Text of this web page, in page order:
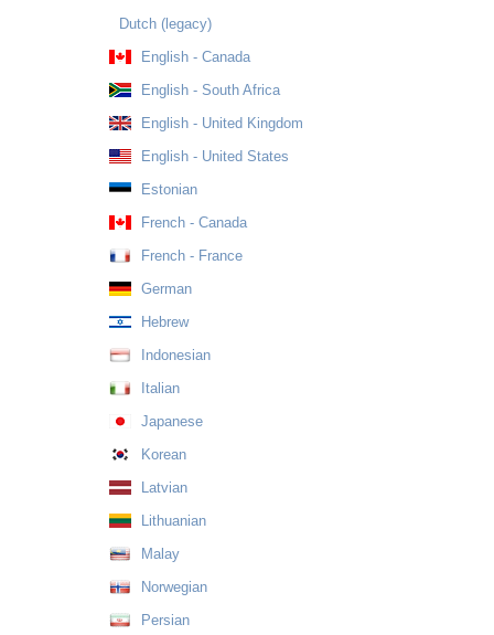
Dutch (legacy)
English - Canada
English - South Africa
English - United Kingdom
English - United States
Estonian
French - Canada
French - France
German
Hebrew
Indonesian
Italian
Japanese
Korean
Latvian
Lithuanian
Malay
Norwegian
Persian